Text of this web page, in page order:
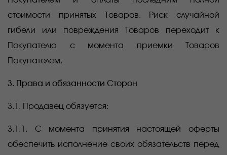
стоимости принятых Товаров. Риск случайной
гибели или повреждения Товаров переходит к
Покупателю с момента приемки Товаров
Покупателем.
3. Права и обязанности Сторон
3.1. Продавец обязуется:
3.1.1. С момента принятия настоящей оферты
обеспечить исполнение своих обязательств перед